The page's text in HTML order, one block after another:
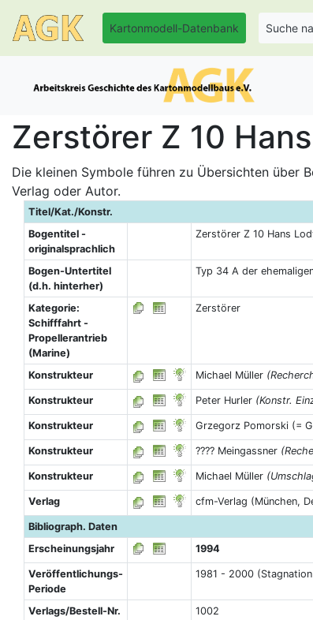
Kartonmodell-Datenbank Suche
Zerstörer Z 10
Die kleinen Symbole führen zu Übersichten über
Verlag oder Autor.
Titel/Kat./Konstr.
Bogentitel -
originalsprachlich
Zerstörer Z 10 Hans
Bogen-Untertitel
(d.h. hinterher)
Typ 34 A der
Kategorie:
Schifffahrt -
Propellerantrieb
(Marine)
Zerstörer
Konstrukteur Michael Müller
Konstrukteur Peter Hurler (Konstr.
Konstrukteur Grzegorz Pomorski (=
Konstrukteur ???? Meingassner
Konstrukteur Michael Müller
Verlag cfm-Verlag (München,
Bibliograph. Daten
Erscheinungsjahr
1994
Veröffentlichungs-
Periode
1981 - 2000
Verlags/Bestell-Nr.
1002